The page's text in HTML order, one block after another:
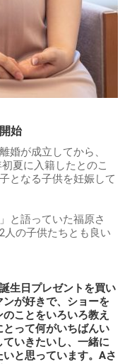
始
婚が成立してから、
夏に入籍したとのこ
となる子供を妊娠して
と語っていた福原さ
人の子供たちとも良い
生日プレゼントを買い
が好きで、ショーを
ことをいろいろ教え
って何がいちばんい
いきたいし、一緒に
と思っています。Aさ